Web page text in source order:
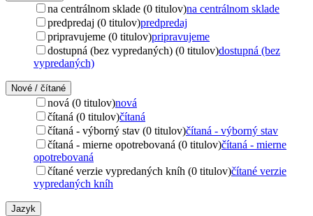
na centrálnom sklade (0 titulov)na centrálnom sklade
predpredaj (0 titulov)predpredaj
pripravujeme (0 titulov)pripravujeme
dostupná (bez vypredaných) (0 titulov)dostupná (bez
vypredaných)
Nové / čítané
nová (0 titulov)nová
čítaná (0 titulov)čítaná
čítaná - výborný stav (0 titulov)čítaná - výborný stav
čítaná - mierne opotrebovaná (0 titulov)čítaná - mierne
opotrebovaná
čítané verzie vypredaných kníh (0 titulov)čítané verzie
vypredaných kníh
Jazyk